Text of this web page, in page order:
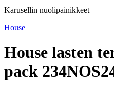
Karusellin nuolipainikkeet
House
House lasten
pack